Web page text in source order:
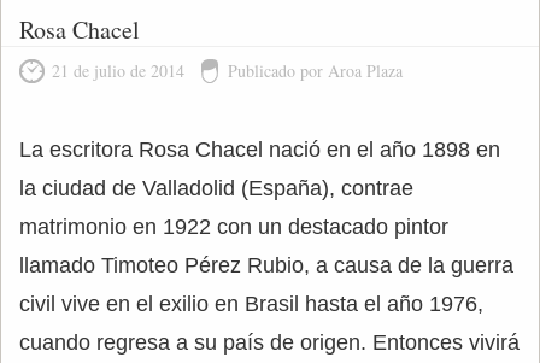
Rosa Chacel
21 de julio de 2014 Publicado por Aroa Plaza
La escritora Rosa Chacel nació en el año 1898 en
la ciudad de Valladolid (España), contrae
matrimonio en 1922 con un destacado pintor
llamado Timoteo Pérez Rubio, a causa de la guerra
civil vive en el exilio en Brasil hasta el año 1976,
cuando regresa a su país de origen. Entonces vivirá